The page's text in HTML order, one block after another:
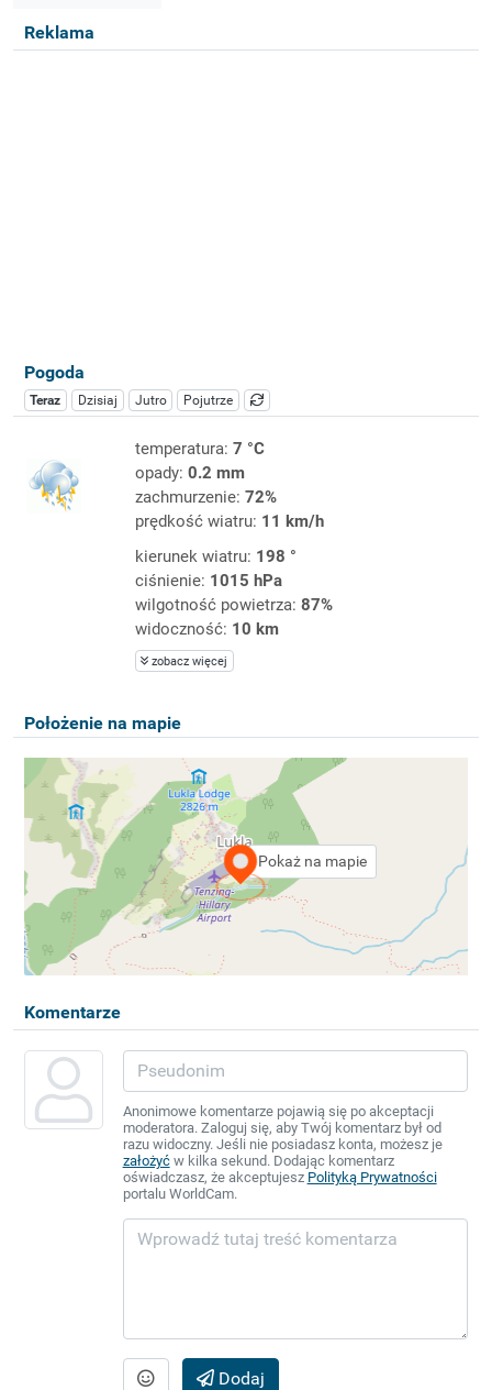
Reklama
Pogoda
Teraz Dzisiaj Jutro Pojutrze
temperatura: 7 °C
opady: 0.2 mm
zachmurzenie: 72%
prędkość wiatru: 11 km/h
kierunek wiatru: 198 °
ciśnienie: 1015 hPa
wilgotność powietrza: 87%
widoczność: 10 km
zobacz więcej
Położenie na mapie
Pokaż na mapie
Komentarze
Anonimowe komentarze pojawią się po akceptacji
moderatora. Zaloguj się, aby Twój komentarz był od
razu widoczny. Jeśli nie posiadasz konta, możesz je
założyćw kilka sekund. Dodając komentarz
oświadczasz, że akceptujesz Polityką Prywatności
portalu WorldCam.
Dodaj